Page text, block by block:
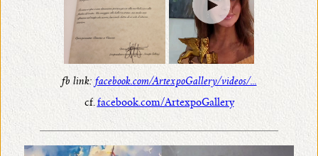
fb link: facebook.com/ArtexpoGallery/videos/...
cf. facebook.com/ArtexpoGallery